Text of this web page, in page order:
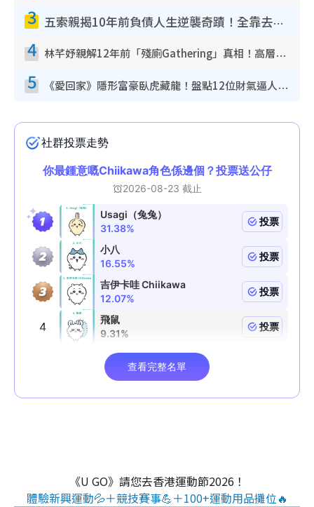
3 五索親揭10年前負債人生逆襲奇蹟！全靠去一地方轉運後即遇上馬先生
4 林芊妤親解12年前「殘廁Gathering」真相！高層解約一句話重創尊嚴至今拒返TVB
5 《愛回家》隱形富豪臥虎藏龍！盤點12位財氣逼人的有錢藝人：呢位靚女3億身家唔憂做
《U GO》請您去香港運動節2026！
體驗新興運動💦＋競技賽事💪＋100+運動用品攤位🔥